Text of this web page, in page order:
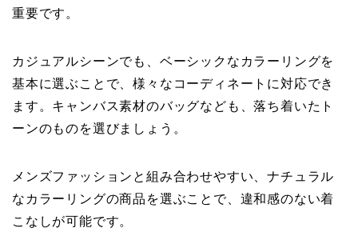
重要です。
カジュアルシーンでも、ベーシックなカラーリングを
基本に選ぶことで、様々なコーディネートに対応でき
ます。キャンバス素材のバッグなども、落ち着いたト
ーンのものを選びましょう。
メンズファッションと組み合わせやすい、ナチュラル
なカラーリングの商品を選ぶことで、違和感のない着
こなしが可能です。